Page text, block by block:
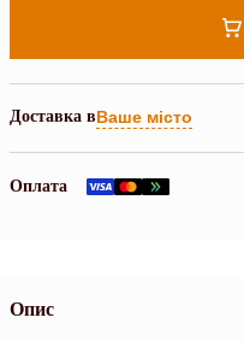
Доставка вВаше місто
Оплата
Опис